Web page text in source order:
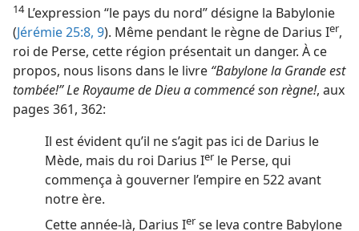
14L’expression “le pays du nord” désigne la Babylonie
(Jérémie 25:8, 9). Même pendant le règne de Darius Ier,
roi de Perse, cette région présentait un danger. À ce
propos, nous lisons dans le livre “Babylone la Grande est
tombée!” Le Royaume de Dieu a commencé son règne!, aux
pages 361, 362:
Il est évident qu’il ne s’agit pas ici de Darius le
Mède, mais du roi Darius Ier le Perse, qui
commença à gouverner l’empire en 522 avant
notre ère.
Cette année-​là, Darius Ier se leva contre Babylone